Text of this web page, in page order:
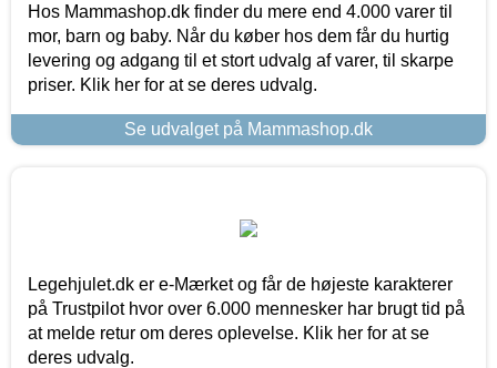
Hos Mammashop.dk finder du mere end 4.000 varer til
mor, barn og baby. Når du køber hos dem får du hurtig
levering og adgang til et stort udvalg af varer, til skarpe
priser. Klik her for at se deres udvalg.
Se udvalget på Mammashop.dk
Legehjulet.dk er e-Mærket og får de højeste karakterer
på Trustpilot hvor over 6.000 mennesker har brugt tid på
at melde retur om deres oplevelse. Klik her for at se
deres udvalg.